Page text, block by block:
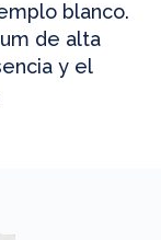
blanco.
de alta
y el